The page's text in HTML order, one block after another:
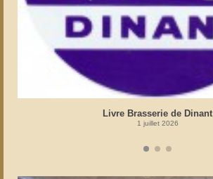
Livre Brasserie de Dinant
1 juillet 2026